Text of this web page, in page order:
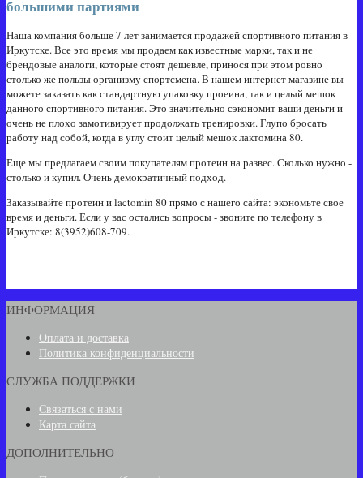
большими партиями
Наша компания больше 7 лет занимается продажей спортивного питания в
Иркутске. Все это время мы продаем как известные марки, так и не
брендовые аналоги, которые стоят дешевле, принося при этом ровно
столько же пользы организму спортсмена. В нашем интернет магазине вы
можете заказать как стандартную упаковку проеина, так и целый мешок
данного спортивного питания. Это значительно сэкономит ваши деньги и
очень не плохо замотивирует продолжать тренировки. Глупо бросать
работу над собой, когда в углу стоит целый мешок лактомина 80.
Еще мы предлагаем своим покупателям протеин на развес. Сколько нужно -
столько и купил. Очень демократичный подход.
Заказывайте протеин и lactomin 80 прямо с нашего сайта: экономьте свое
время и деньги. Если у вас остались вопросы - звоните по телефону в
Иркутске: 8(3952)608-709.
ИНФОРМАЦИЯ
Оплата и доставка
Политика конфиденциальности
СЛУЖБА ПОДДЕРЖКИ
Связаться с нами
Карта сайта
ДОПОЛНИТЕЛЬНО